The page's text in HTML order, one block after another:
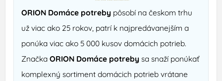
ORION Domáce potreby pôsobí na českom trhu
už viac ako 25 rokov, patrí k najpredávanejším a
ponúka viac ako 5 000 kusov domácich potrieb.
ZnačkaORION Domáce potreby sa snaží ponúkať
komplexný sortiment domácich potrieb vrátane